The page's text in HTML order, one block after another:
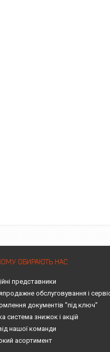
ОБИРАЮТЬ НАС
представники
обслуговування і
документів "під ключ"
система знижок і акцій
нашої команди
асортимент